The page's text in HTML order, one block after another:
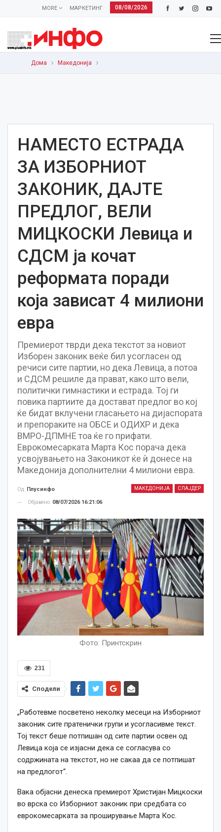
08/08/2026
МАРКЕТИНГ
MORE
Дома Македонија
НАМЕСТО ЕСТРАДА
ЗА ИЗБОРНИОТ
ЗАКОНИК, ДАЈТЕ
ПРЕДЛОГ, ВЕЛИ
МИЦКОСКИ Левица и
СДСМ ја кочат
реформата поради
која зависат 4 милиони
евра
Премиерот тврди дека текстот за новиот
Изборен законик веќе бил усогласен од
речиси сите партии, но дека Левица, а потоа
и СДСМ решиле да прават, како што вели,
политички гимнастики и естрада. Тој ги
повика партиите да достават предлог во кој
ќе бидат вклучени гласањето на дијаспората
и препораките на ОБСЕ и ОДИХР и дека
ВМРО-ДПМНЕ тоа ќе го прифати.
Еврокомесарката Марта Кос порача дека
усвојувањето на Законикот ќе ѝ донесе на
Македонија дополнителни 4 милиони евра.
МАКЕДОНИЈА СЛАЈДЕР
Од Плусинфо
Објавено 08/07/2026 16:21:06
Фото: Принтскрин
231
Сподели
„Работевме посветено неколку месеци на Изборниот
законик сите пратенички групи и усогласивме текст.
Тој текст беше потпишан од сите партии освен од
Левица која се изјасни дека се согласува со
содржината на текстот, но не сакаа да се потпишат
на предлогот“.
Вака објасни денеска премиерот Христијан Мицкоски
во врска со Изборниот законик при средбата со
еврокомесарката за проширување Марта Кос.